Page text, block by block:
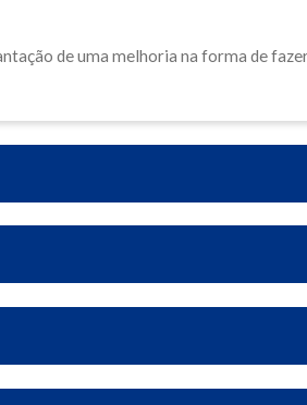
de uma melhoria na forma de